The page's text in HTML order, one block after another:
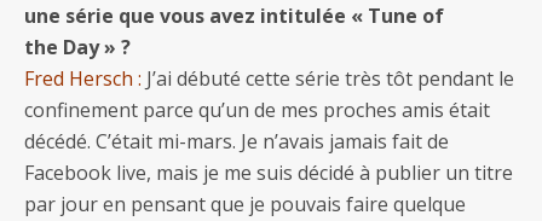
une série que vous avez intitulée « Tune of
the Day » ?
Fred Hersch : J’ai débuté cette série très tôt pendant le
confinement parce qu’un de mes proches amis était
décédé. C’était mi-mars. Je n’avais jamais fait de
Facebook live, mais je me suis décidé à publier un titre
par jour en pensant que je pouvais faire quelque